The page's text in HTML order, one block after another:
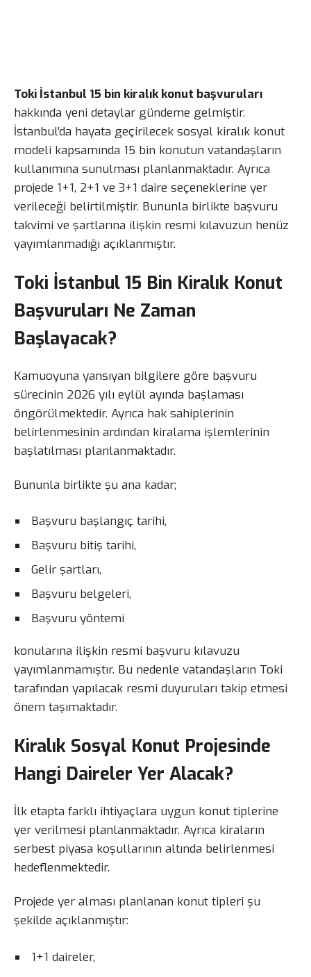
Toki İstanbul 15 bin kiralık konut başvuruları
hakkında yeni detaylar gündeme gelmiştir.
İstanbul’da hayata geçirilecek sosyal kiralık konut
modeli kapsamında 15 bin konutun vatandaşların
kullanımına sunulması planlanmaktadır. Ayrıca
projede 1+1, 2+1 ve 3+1 daire seçeneklerine yer
verileceği belirtilmiştir. Bununla birlikte başvuru
takvimi ve şartlarına ilişkin resmi kılavuzun henüz
yayımlanmadığı açıklanmıştır.
Toki İstanbul 15 Bin Kiralık Konut
Başvuruları Ne Zaman
Başlayacak?
Kamuoyuna yansıyan bilgilere göre başvuru
sürecinin 2026 yılı eylül ayında başlaması
öngörülmektedir. Ayrıca hak sahiplerinin
belirlenmesinin ardından kiralama işlemlerinin
başlatılması planlanmaktadır.
Bununla birlikte şu ana kadar;
Başvuru başlangıç tarihi,
Başvuru bitiş tarihi,
Gelir şartları,
Başvuru belgeleri,
Başvuru yöntemi
konularına ilişkin resmi başvuru kılavuzu
yayımlanmamıştır. Bu nedenle vatandaşların Toki
tarafından yapılacak resmi duyuruları takip etmesi
önem taşımaktadır.
Kiralık Sosyal Konut Projesinde
Hangi Daireler Yer Alacak?
İlk etapta farklı ihtiyaçlara uygun konut tiplerine
yer verilmesi planlanmaktadır. Ayrıca kiraların
serbest piyasa koşullarının altında belirlenmesi
hedeflenmektedir.
Projede yer alması planlanan konut tipleri şu
şekilde açıklanmıştır:
1+1 daireler,